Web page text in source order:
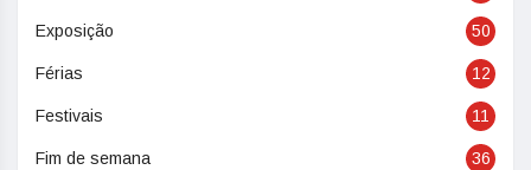
Exposição 50
Férias 12
Festivais 11
Fim de semana 36